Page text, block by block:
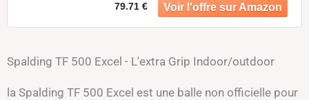
79.71 €
Spalding TF 500 Excel - L'extra Grip Indoor/outdoor
la Spalding TF 500 Excel est une balle non officielle pour